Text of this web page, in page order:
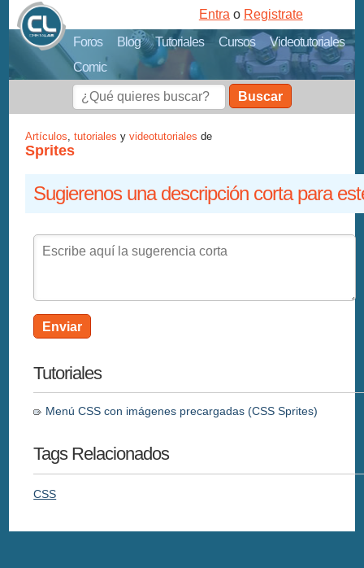
Foros Blog Tutoriales Cursos
Videotutoriales
Comic
Entra o Registrate
Buscar
Artículos,tutoriales yvideotutoriales de
Sprites
Sugierenos una descripción corta para
Enviar
Tutoriales
Menú CSS con imágenes precargadas (CSS Sprites)
Tags Relacionados
CSS